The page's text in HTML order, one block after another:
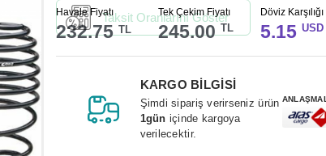
Havale Fiyatı
232.75 TL
Tek Çekim Fiyatı
245.00 TL
Döviz Karşılığı
5.15 USD
Taksit Oranlarını Göster
KARGO BİLGİSİ
Şimdi sipariş verirseniz ürün
1gün içinde kargoya
verilecektir.